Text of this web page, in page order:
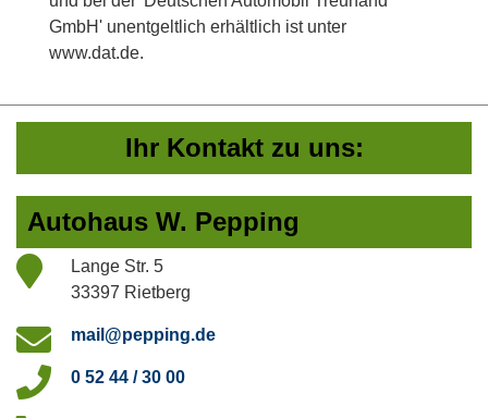
GmbH' unentgeltlich erhältlich ist unter
www.dat.de.
Ihr Kontakt zu uns:
Autohaus W. Pepping
Lange Str. 5
33397 Rietberg
mail@pepping.de
0 52 44 / 30 00